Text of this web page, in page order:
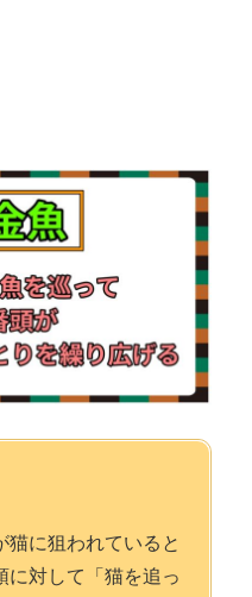
猫に狙われていると
に対して「猫を追っ